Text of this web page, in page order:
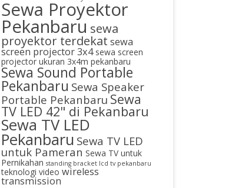
Sewa Proyektor
Pekanbaru sewa
proyektor terdekat sewa
screen projector 3x4 sewa screen
projector ukuran 3x4m pekanbaru
Sewa Sound Portable
Pekanbaru Sewa Speaker
Portable Pekanbaru Sewa
TV LED 42" di Pekanbaru
Sewa TV LED
Pekanbaru Sewa TV LED
untuk Pameran Sewa TV untuk
Pernikahan standing bracket lcd tv pekanbaru
teknologi video wireless
transmission